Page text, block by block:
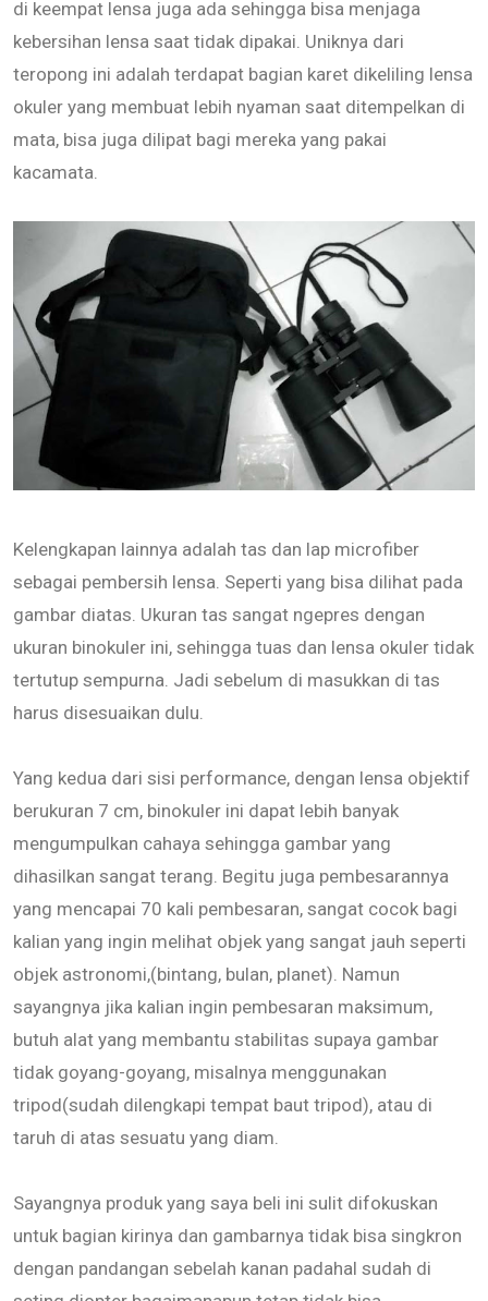
di keempat lensa juga ada sehingga bisa menjaga
kebersihan lensa saat tidak dipakai. Uniknya dari
teropong ini adalah terdapat bagian karet dikeliling lensa
okuler yang membuat lebih nyaman saat ditempelkan di
mata, bisa juga dilipat bagi mereka yang pakai
kacamata.
Kelengkapan lainnya adalah tas dan lap microfiber
sebagai pembersih lensa. Seperti yang bisa dilihat pada
gambar diatas. Ukuran tas sangat ngepres dengan
ukuran binokuler ini, sehingga tuas dan lensa okuler tidak
tertutup sempurna. Jadi sebelum di masukkan di tas
harus disesuaikan dulu.
Yang kedua dari sisi performance, dengan lensa objektif
berukuran 7 cm, binokuler ini dapat lebih banyak
mengumpulkan cahaya sehingga gambar yang
dihasilkan sangat terang. Begitu juga pembesarannya
yang mencapai 70 kali pembesaran, sangat cocok bagi
kalian yang ingin melihat objek yang sangat jauh seperti
objek astronomi,(bintang, bulan, planet). Namun
sayangnya jika kalian ingin pembesaran maksimum,
butuh alat yang membantu stabilitas supaya gambar
tidak goyang-goyang, misalnya menggunakan
tripod(sudah dilengkapi tempat baut tripod), atau di
taruh di atas sesuatu yang diam.
Sayangnya produk yang saya beli ini sulit difokuskan
untuk bagian kirinya dan gambarnya tidak bisa singkron
dengan pandangan sebelah kanan padahal sudah di